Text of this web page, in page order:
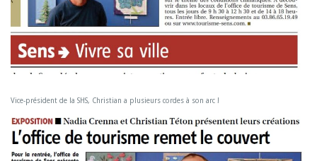
Vice-président de la SHS, Christian a plusieurs cordes à son arc !